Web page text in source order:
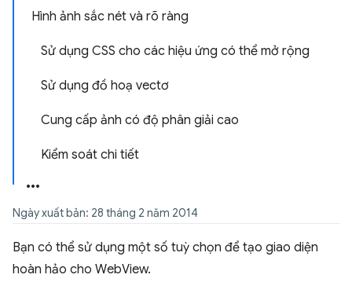
Hình ảnh sắc nét và rõ ràng
Sử dụng CSS cho các hiệu ứng có thể mở rộng
Sử dụng đồ hoạ vectơ
Cung cấp ảnh có độ phân giải cao
Kiểm soát chi tiết
Ngày xuất bản: 28 tháng 2 năm 2014
Bạn có thể sử dụng một số tuỳ chọn để tạo giao diện
hoàn hảo cho WebView.